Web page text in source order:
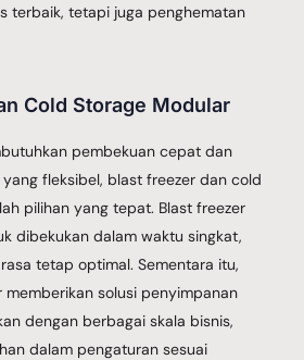
terbaik, tetapi juga penghematan
Cold Storage Modular
pembekuan cepat dan
fleksibel, blast freezer dan cold
pilihan yang tepat. Blast freezer
dibekukan dalam waktu singkat,
tetap optimal. Sementara itu,
solusi penyimpanan
dengan berbagai skala bisnis,
dalam pengaturan sesuai